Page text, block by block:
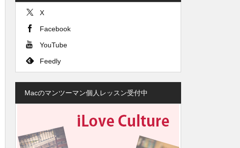
X
Facebook
YouTube
Feedly
Macのマンツーマン個人レッスン受付中